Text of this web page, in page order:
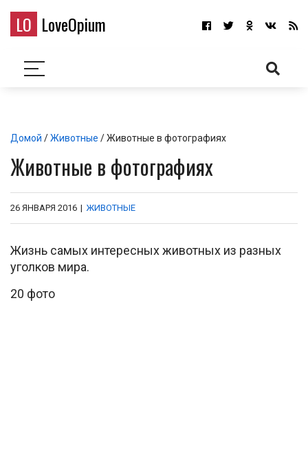
LO LoveOpium
Домой /Животные / Животные в фотографиях
Животные в фотографиях
26 ЯНВАРЯ 2016 | ЖИВОТНЫЕ
Жизнь самых интересных животных из разных
уголков мира.
20 фото